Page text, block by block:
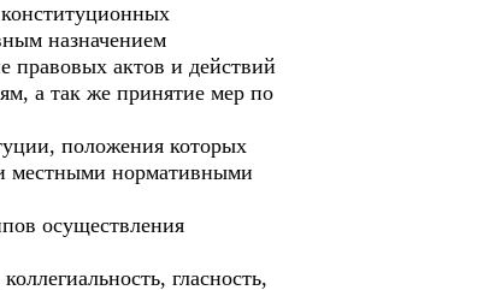
назначением
правовых актов и действий
а так же принятие мер по
положения которых
местными нормативными
осуществления
гласность,